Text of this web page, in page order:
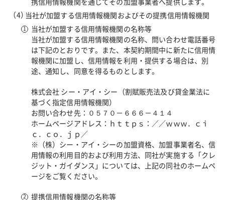
携信用情報機関を通じてその加盟事業者へ提供します。
当社が加盟する信用情報機関およびその提携信用情報機関
当社が加盟する信用情報機関の名称等
当社が加盟する信用情報機関の名称、問い合わせ電話番号
は下記のとおりです。また、本契約期間中に新たに信用情
報機関に加盟し、信用情報を利用・提供する場合は、別
途、通知し、同意を得るものとします。
株式会社 シー・アイ・シー（割賦販売法及び貸金業法に
基づく指定信用情報機関）
お問い合わせ先：０５７０－６６６－４１４
ホームページアドレス：ｈｔｔｐｓ：／／ｗｗｗ．ｃｉ
ｃ．ｃｏ．ｊｐ／
※（株）シー・アイ・シーの加盟資格、加盟事業者名、信
用情報の利用目的および利用方法、同社が実施する「クレ
ジット・ガイダンス」については、上記の同社のホームペ
ージをご覧ください。
提携信用情報機関の名称等